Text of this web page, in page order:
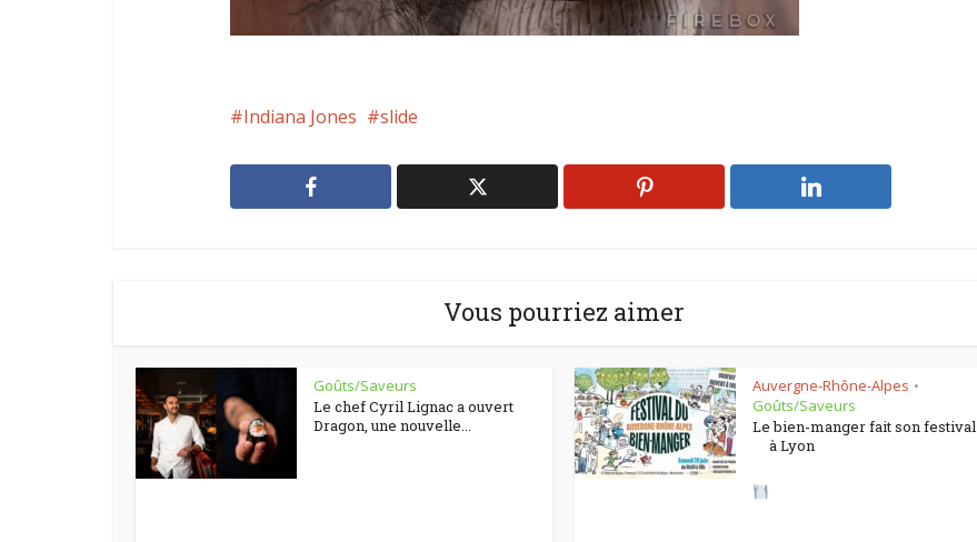
Indiana Jones slide
Vous pourriez aimer
Goûts/Saveurs
Le chef Cyril Lignac a ouvert
Dragon, une nouvelle...
Auvergne-Rhône-Alpes •
Goûts/Saveurs
Le bien-manger fait son festival
à Lyon